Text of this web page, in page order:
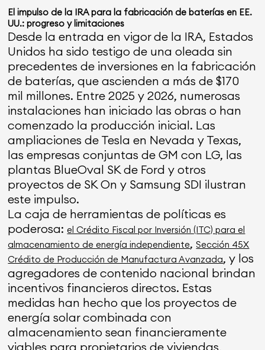
El impulso de la IRA para la fabricación de baterías en EE.
UU.: progreso y limitaciones
Desde la entrada en vigor de la IRA, Estados
Unidos ha sido testigo de una oleada sin
precedentes de inversiones en la fabricación
de baterías, que ascienden a más de $170
mil millones. Entre 2025 y 2026, numerosas
instalaciones han iniciado las obras o han
comenzado la producción inicial. Las
ampliaciones de Tesla en Nevada y Texas,
las empresas conjuntas de GM con LG, las
plantas BlueOval SK de Ford y otros
proyectos de SK On y Samsung SDI ilustran
este impulso.
La caja de herramientas de políticas es
poderosa: el Crédito Fiscal por Inversión (ITC) para el
almacenamiento de energía independiente, Sección 45X
Crédito de Producción de Manufactura Avanzada, y los
agregadores de contenido nacional brindan
incentivos financieros directos. Estas
medidas han hecho que los proyectos de
energía solar combinada con
almacenamiento sean financieramente
viables para propietarios de viviendas,